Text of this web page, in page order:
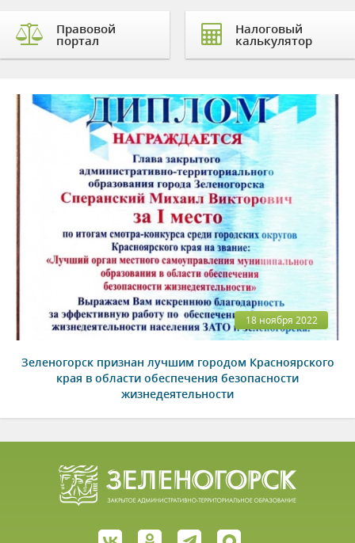
Правовой
портал
Налоговый
калькулятор
18 ноября 2022
Зеленогорск признан лучшим городом Красноярского
края в области обеспечения безопасности
жизнедеятельности